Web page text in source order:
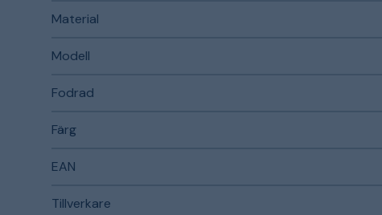
Material
Modell
Fodrad
Färg
EAN
Tillverkare